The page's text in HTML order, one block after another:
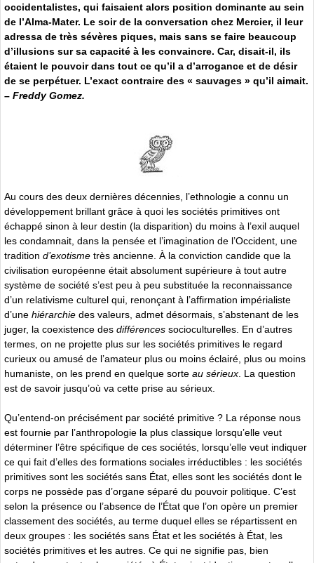
occidentalistes, qui faisaient alors position dominante au sein
de l’Alma-Mater. Le soir de la conversation chez Mercier, il leur
adressa de très sévères piques, mais sans se faire beaucoup
d’illusions sur sa capacité à les convaincre. Car, disait-il, ils
étaient le pouvoir dans tout ce qu’il a d’arrogance et de désir
de se perpétuer. L’exact contraire des « sauvages » qu’il aimait.
– Freddy Gomez.
Au cours des deux dernières décennies, l’ethnologie a connu un
développement brillant grâce à quoi les sociétés primitives ont
échappé sinon à leur destin (la disparition) du moins à l’exil auquel
les condamnait, dans la pensée et l’imagination de l’Occident, une
tradition d’exotisme très ancienne. À la conviction candide que la
civilisation européenne était absolument supérieure à tout autre
système de société s’est peu à peu substituée la reconnaissance
d’un relativisme culturel qui, renonçant à l’affirmation impérialiste
d’une hiérarchie des valeurs, admet désormais, s’abstenant de les
juger, la coexistence des différences socioculturelles. En d’autres
termes, on ne projette plus sur les sociétés primitives le regard
curieux ou amusé de l’amateur plus ou moins éclairé, plus ou moins
humaniste, on les prend en quelque sorte au sérieux . La question
est de savoir jusqu’où va cette prise au sérieux.
Qu’entend-on précisément par société primitive ? La réponse nous
est fournie par l’anthropologie la plus classique lorsqu’elle veut
déterminer l’être spécifique de ces sociétés, lorsqu’elle veut indiquer
ce qui fait d’elles des formations sociales irréductibles : les sociétés
primitives sont les sociétés sans État, elles sont les sociétés dont le
corps ne possède pas d’organe séparé du pouvoir politique. C’est
selon la présence ou l’absence de l’État que l’on opère un premier
classement des sociétés, au terme duquel elles se répartissent en
deux groupes : les sociétés sans État et les sociétés à État, les
sociétés primitives et les autres. Ce qui ne signifie pas, bien